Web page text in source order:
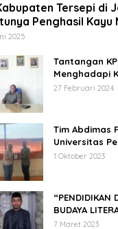
Tersepi di
Penghasil Kayu
di Dunia
2025
Tantangan
Menghadapi
Tekanan Politik
27 Februari 2024
Tim Abdimas
Universitas
Nasional
1 Oktober 2023
“PENDIDIKAN
BUDAYA
CERDAS”
7 Maret 2023